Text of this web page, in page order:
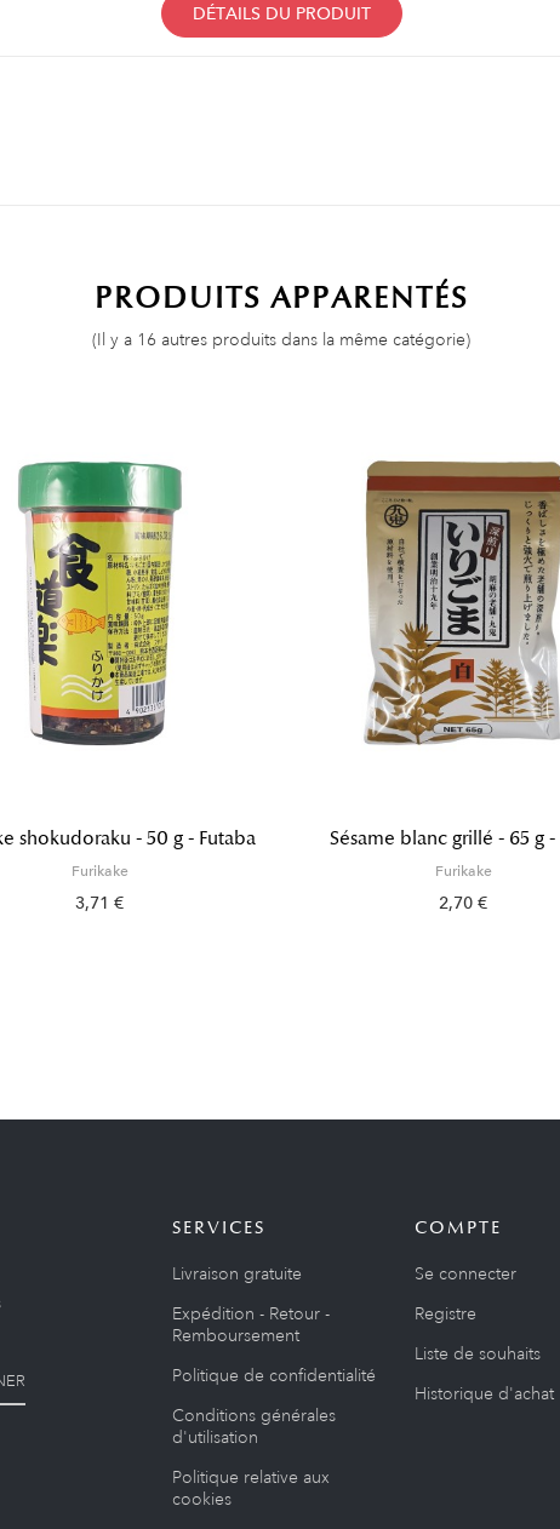
DÉTAILS DU PRODUIT
PRODUITS APPARENTÉS
(Il y a 16 autres produits dans la même catégorie)
shokudoraku - 50 g - Futaba
Furikake
3,71 €
Sésame blanc grillé - 65 g -
Furikake
2,70 €
SERVICES
Livraison gratuite
Expédition - Retour -
Remboursement
Politique de confidentialité
Conditions générales
d'utilisation
Politique relative aux
cookies
COMPTE
Se connecter
Registre
Liste de souhaits
Historique d'achat